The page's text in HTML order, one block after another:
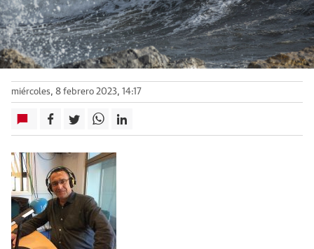
miércoles, 8 febrero 2023, 14:17